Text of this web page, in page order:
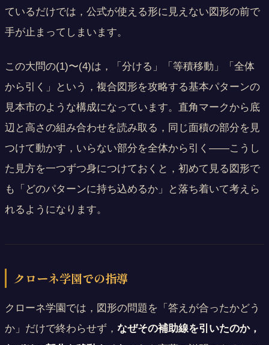
ているだけでは，公式が使える形に見えない図形の前で
手が止まってしまいます。
この大問の(1)〜(4)は，「分ける」「等積移動」「全体
から引く」という，複合図形を攻略する基本パターンの
見本市のような構成になっています。直角マークから底
辺と高さの組み合わせを読み取る，同じ面積の部分を見
つけて動かす，いらない部分を全体から引く——こうし
た見方を一つずつ身につけておくと，初めて見る図形で
も「どのパターンに持ち込めるか」と落ち着いて考えら
れるようになります。
クローネ学園での指導
クローネ学園では，図形の問題を「答えが合ったかどう
か」だけで終わらせず， なぜその補助線を引いたのか，